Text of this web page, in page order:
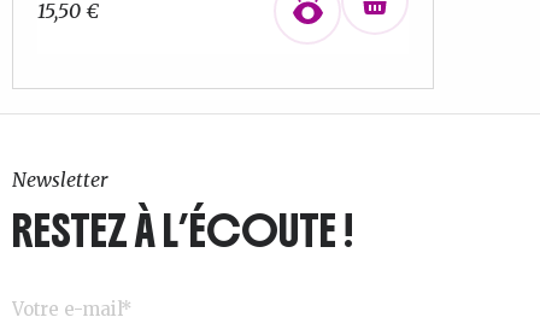
15,50 €
Newsletter
RESTEZ À L’ÉCOUTE !